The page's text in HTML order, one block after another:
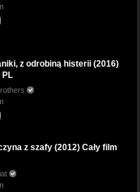
z odrobiną histerii (2016)
PL
z szafy (2012) Cały film